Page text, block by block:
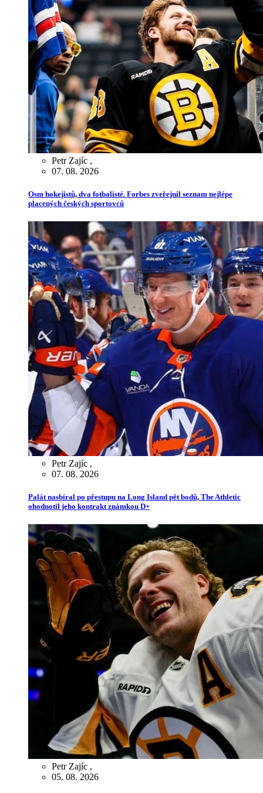
Petr Zajíc ,
07. 08. 2026
Osm hokejistů, dva fotbalisté. Forbes zveřejnil seznam nejlépe
placených českých sportovců
Petr Zajíc ,
07. 08. 2026
Palát nasbíral po přestupu na Long Island pět bodů, The Athletic
ohodnotil jeho kontrakt známkou D+
Petr Zajíc ,
05. 08. 2026